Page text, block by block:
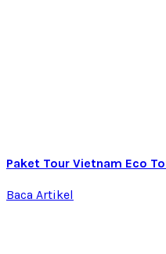
Paket Tour Vietnam Eco
Baca Artikel